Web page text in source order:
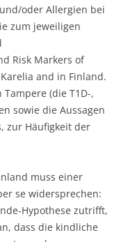
oder Allergien bei
zum jeweiligen
Risk Markers of
and in Finland.
(die T1D-,
sowie die Aussagen
zur Häufigkeit der
muss einer
se widersprechen:
Hypothese zutrifft,
dass die kindliche